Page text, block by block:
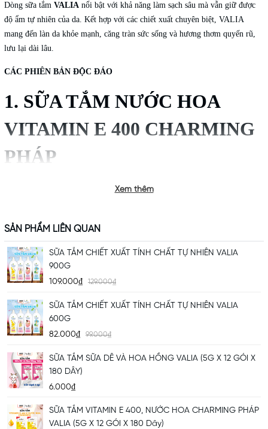
Dòng sữa tắm VALIA nổi bật với khả năng làm sạch sâu mà vẫn giữ được
độ ẩm tự nhiên của da. Kết hợp với các chiết xuất chuyên biệt, VALIA
mang đến làn da khỏe mạnh, căng tràn sức sống và hương thơm quyến rũ,
lưu lại dài lâu.
CÁC PHIÊN BẢN ĐỘC ĐÁO
1. SỮA TẮM NƯỚC HOA
VITAMIN E 400 CHARMING
PHÁP
Xem thêm
SẢN PHẨM LIÊN QUAN
SỮA TẮM CHIẾT XUẤT TÍNH CHẤT TỰ NHIÊN VALIA
900G
109.000₫
129.000₫
SỮA TẮM CHIẾT XUẤT TÍNH CHẤT TỰ NHIÊN VALIA
600G
82.000₫
99.000₫
SỮA TẮM SỮA DÊ VÀ HOA HỒNG VALIA (5G X 12 GÓI X
180 DÂY)
6.000₫
SỮA TẮM VITAMIN E 400, NƯỚC HOA CHARMING PHÁP
VALIA (5G X 12 GÓI X 180 Dây)